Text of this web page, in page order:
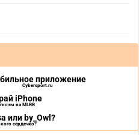
приложение
Cybersport.ru
iPhone
на MLBB
или by_Owl?
кого сердечко?